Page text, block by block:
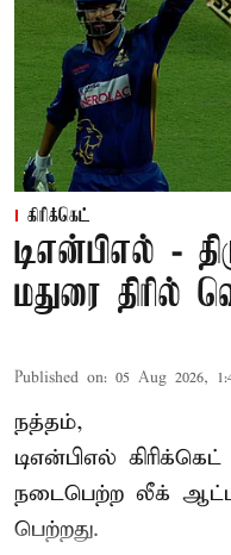
கிரிக்கெட்
டிஎன்பிஎல் -
மதுரை திரில்
Published on: 05 Aug 2026,
நத்தம்,
டிஎன்பிஎல்
நடைபெற்ற லீக்
பெற்றது.